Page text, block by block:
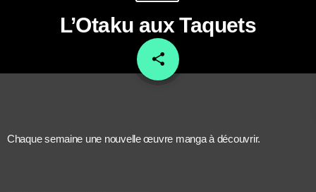
L’Otaku aux Taquets
share
email
Chaque semaine une nouvelle œuvre manga à découvrir.